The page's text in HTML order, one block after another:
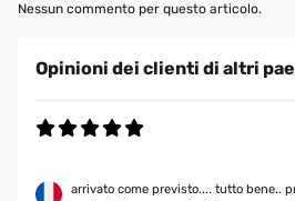
Nessun commento per questo articolo.
Opinioni dei clienti di altri
arrivato come previsto.... tutto bene..